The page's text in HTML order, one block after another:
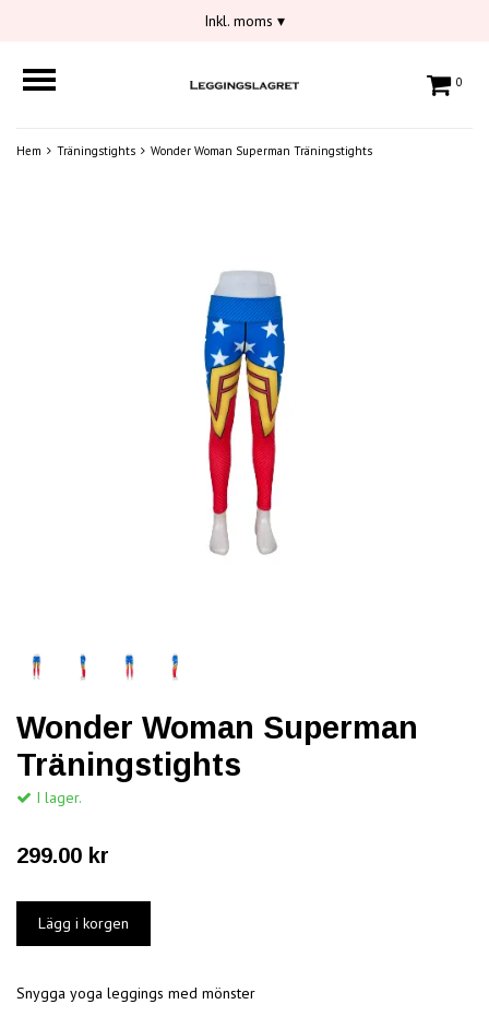
Inkl. moms ▾
0
Hem Träningstights Wonder Woman Superman Träningstights
Wonder Woman Superman
Träningstights
I lager.
299.00 kr
Snygga yoga leggings med mönster